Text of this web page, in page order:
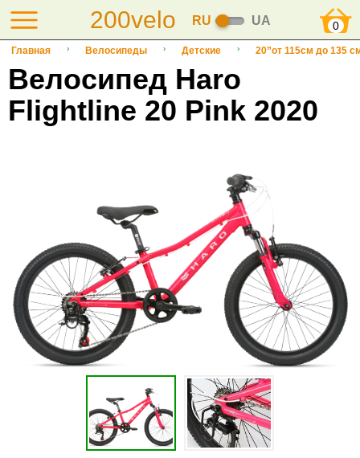
200velo RU UA 0
Главная Велосипеды Детские 20”от 115см до 135
Велосипед Haro
Flightline 20 Pink 2020